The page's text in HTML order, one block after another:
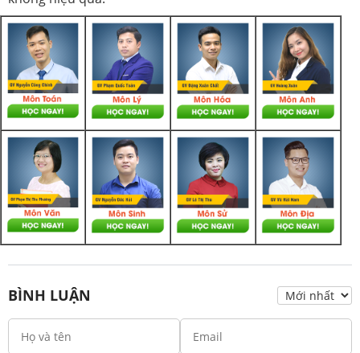
BÌNH LUẬN